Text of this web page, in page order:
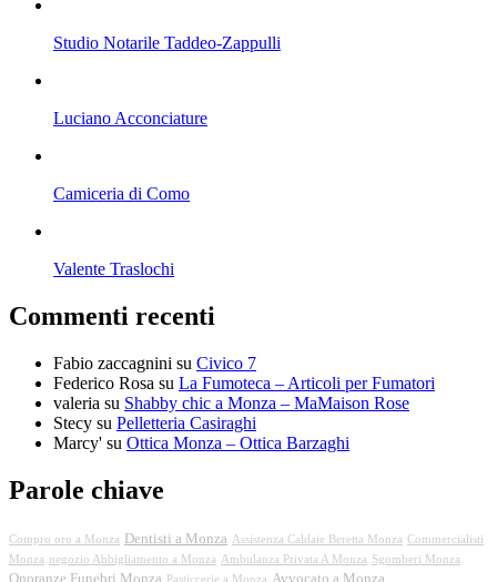
Studio Notarile Taddeo-Zappulli
Luciano Acconciature
Camiceria di Como
Valente Traslochi
Commenti recenti
Fabio zaccagnini su Civico 7
Federico Rosa su La Fumoteca – Articoli per Fumatori
valeria su Shabby chic a Monza – MaMaison Rose
Stecy su Pelletteria Casiraghi
Marcy' su Ottica Monza – Ottica Barzaghi
Parole chiave
Compro oro a Monza Dentisti a Monza Assistenza Caldaie Beretta Monza Commercialisti
Monza negozio Abbigliamento a Monza Ambulanza Privata A Monza Sgomberi Monza
Onoranze Funebri Monza Pasticcerie a Monza Avvocato a Monza